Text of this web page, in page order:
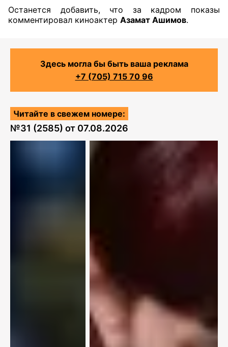
Останется добавить, что за кадром показы
комментировал киноактер Азамат Ашимов.
Здесь могла бы быть ваша реклама
+7 (705) 715 70 96
Читайте в свежем номере:
№31 (2585) от 07.08.2026